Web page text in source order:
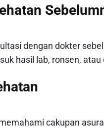
dengan dokter
hasil lab, ronsen,
cakupan